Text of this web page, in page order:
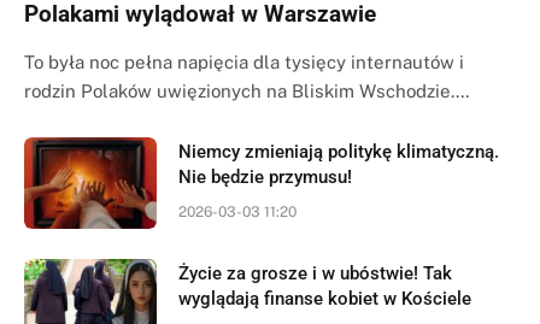
Polakami wylądował w Warszawie
To była noc pełna napięcia dla tysięcy internautów i
rodzin Polaków uwięzionych na Bliskim Wschodzie.…
Niemcy zmieniają politykę klimatyczną.
Nie będzie przymusu!
2026-03-03 11:20
Życie za grosze i w ubóstwie! Tak
wyglądają finanse kobiet w Kościele